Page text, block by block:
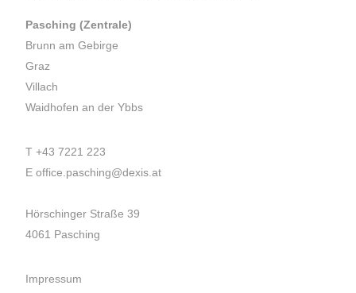
Pasching (Zentrale)
Brunn am Gebirge
Graz
Villach
Waidhofen an der Ybbs
T +43 7221 223
E office.pasching@dexis.at
Hörschinger Straße 39
4061 Pasching
Impressum